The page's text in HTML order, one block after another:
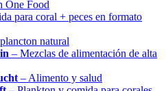
One Food
para coral + peces en formato
natural
– Mezclas de alimentación de alta
– Alimento y salud